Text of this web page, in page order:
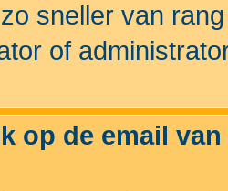
sneller van
of
op de email